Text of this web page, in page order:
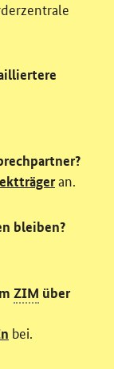
an.
bleiben?
ZIM über
bei.